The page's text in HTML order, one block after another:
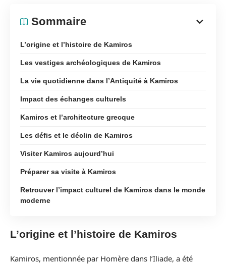
Sommaire
L’origine et l’histoire de Kamiros
Les vestiges archéologiques de Kamiros
La vie quotidienne dans l’Antiquité à Kamiros
Impact des échanges culturels
Kamiros et l’architecture grecque
Les défis et le déclin de Kamiros
Visiter Kamiros aujourd’hui
Préparer sa visite à Kamiros
Retrouver l’impact culturel de Kamiros dans le monde
moderne
L’origine et l’histoire de Kamiros
Kamiros, mentionnée par Homère dans l’Iliade, a été